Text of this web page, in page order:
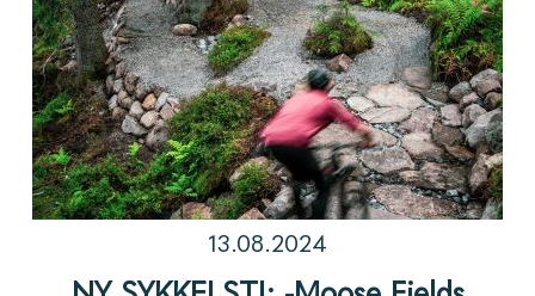
13.08.2024